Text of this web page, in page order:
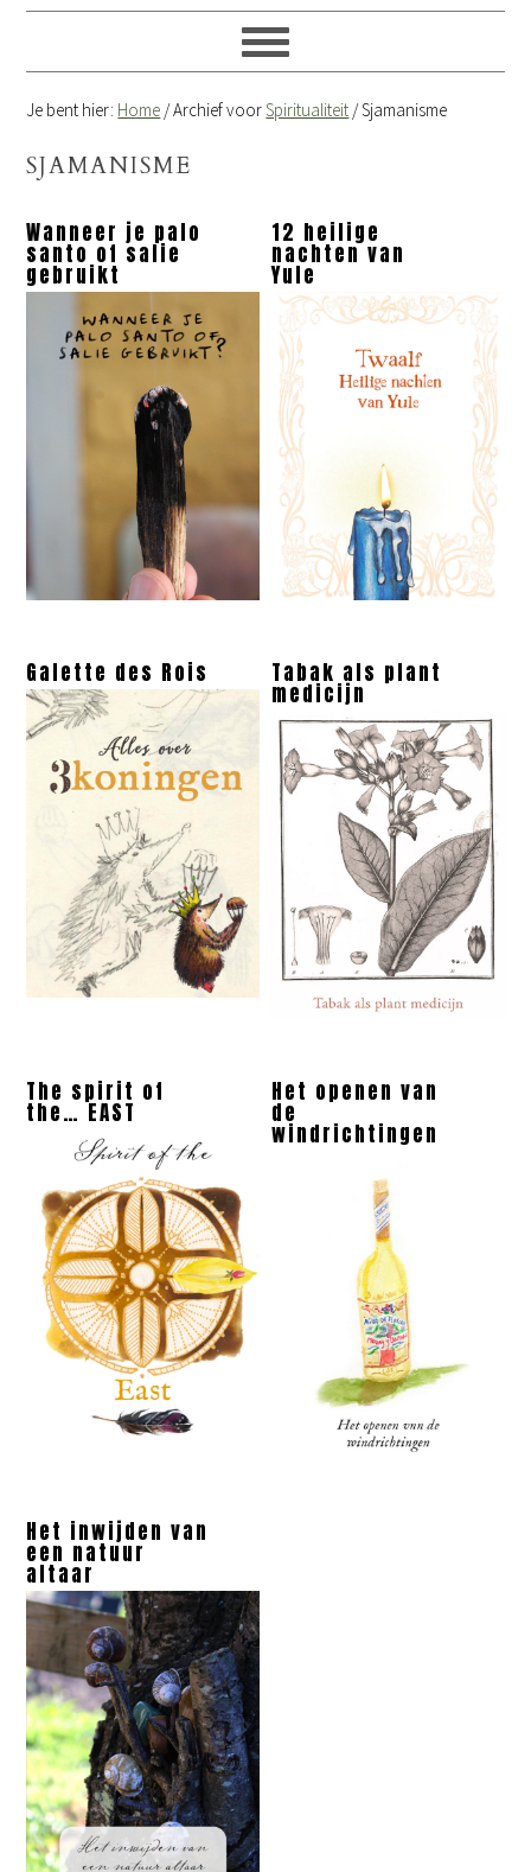
Je bent hier: Home /Archief voorSpiritualiteit /Sjamanisme
SJAMANISME
Wanneer je palo
santo of salie
gebruikt
12 heilige
nachten van
Yule
Galette des Rois Tabak als plant
medicijn
The spirit of
the… EAST
Het openen van
de
windrichtingen
Het inwijden van
een natuur
altaar